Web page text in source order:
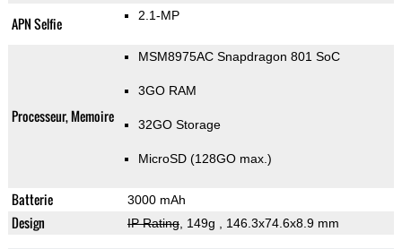
APN Selfie 2.1-MP
Processeur, Memoire
MSM8975AC Snapdragon 801 SoC
3GO RAM
32GO Storage
MicroSD (128GO max.)
Batterie 3000 mAh
Design IP Rating, 149g , 146.3x74.6x8.9 mm